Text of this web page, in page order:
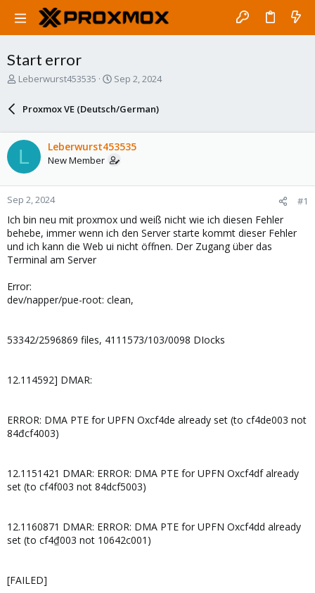
Start error
T
d
s
t
t
e
r
Leberwurst453535
S
a
r
d
a
t
Sep 2, 2024
Proxmox VE (Deutsch/German)
L Leberwurst453535
New Member
Sep 2, 2024 #1
Ich bin neu mit proxmox und weiß nicht wie ich diesen Fehler
behebe, immer wenn ich den Server starte kommt dieser Fehler
und ich kann die Web ui nicht öffnen. Der Zugang über das
Terminal am Server
Error:
dev/napper/pue-root: clean,
53342/2596869 files, 4111573/103/0098 DIocks
12.114592] DMAR:
ERROR: DMA PTE for UPFN Oxcf4de already set (to cf4de003 not
84đcf4003)
12.1151421 DMAR: ERROR: DMA PTE for UPFN Oxcf4df already
set (to cf4f003 not 84dcf5003)
12.1160871 DMAR: ERROR: DMA PTE for UPFN Oxcf4dd already
set (to cf4₫003 not 10642c001)
[FAILED]